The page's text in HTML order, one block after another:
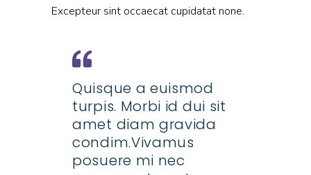
Excepteur sint occaecat cupidatat none.
Quisque a euismod
turpis. Morbi id dui sit
amet diam gravida
condim.Vivamus
posuere mi nec